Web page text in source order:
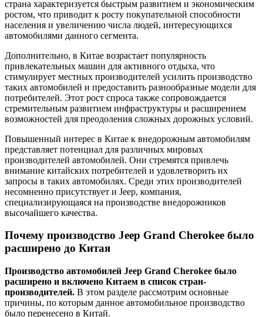
страна характеризуется быстрым развитием и экономическим
ростом, что приводит к росту покупательной способности
населения и увеличению числа людей, интересующихся
автомобилями данного сегмента.
Дополнительно, в Китае возрастает популярность
привлекательных машин для активного отдыха, что
стимулирует местных производителей усилить производство
таких автомобилей и предоставить разнообразные модели для
потребителей. Этот рост спроса также сопровождается
стремительным развитием инфраструктуры и расширением
возможностей для преодоления сложных дорожных условий.
Повышенный интерес в Китае к внедорожным автомобилям
представляет потенциал для различных мировых
производителей автомобилей. Они стремятся привлечь
внимание китайских потребителей и удовлетворить их
запросы в таких автомобилях. Среди этих производителей
несомненно присутствует и Jeep, компания,
специализирующаяся на производстве внедорожников
высочайшего качества.
Почему производство Jeep Grand Cherokee было
расширено до Китая
Производство автомобилей Jeep Grand Cherokee было
расширено и включено Китаем в список стран-
производителей. В этом разделе рассмотрим основные
причины, по которым данное автомобильное производство
было перенесено в Китай.